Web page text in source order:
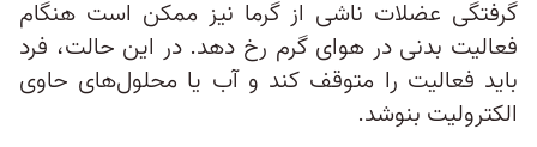
گرفتگی عضلات ناشی از گرما نیز ممکن است هنگام
فعالیت بدنی در هوای گرم رخ دهد. در این حالت، فرد
باید فعالیت را متوقف کند و آب یا محلول‌های حاوی
الکترولیت بنوشد.